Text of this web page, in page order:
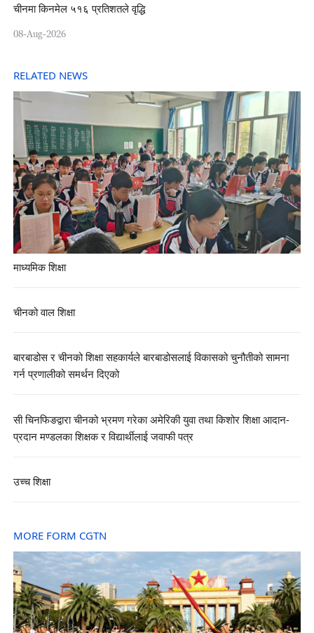
चीनमा किनमेल ५१६ प्रतिशतले वृद्धि
08-Aug-2026
RELATED NEWS
माध्यमिक शिक्षा
चीनको वाल शिक्षा
बारबाडोस र चीनको शिक्षा सहकार्यले बारबाडोसलाई विकासको चुनौतीको सामना
गर्न प्रणालीको समर्थन दिएको
सी चिनफिङद्वारा चीनको भ्रमण गरेका अमेरिकी युवा तथा किशोर शिक्षा आदान-
प्रदान मण्डलका शिक्षक र विद्यार्थीलाई जवाफी पत्र
उच्च शिक्षा
MORE FORM CGTN